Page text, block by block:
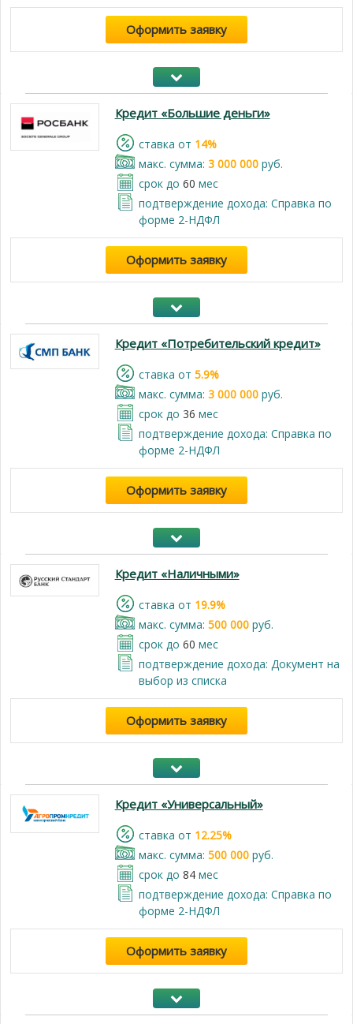
Оформить заявку
Кредит «Большие деньги»
cтавка от 14%
макс. сумма: 3 000 000руб.
срок до 60 мес
подтверждение дохода: Справка по
форме 2-НДФЛ
Оформить заявку
Кредит «Потребительский кредит»
cтавка от 5.9%
макс. сумма: 3 000 000руб.
срок до 36 мес
подтверждение дохода: Справка по
форме 2-НДФЛ
Оформить заявку
Кредит «Наличными»
cтавка от 19.9%
макс. сумма: 500 000руб.
срок до 60 мес
подтверждение дохода: Документ на
выбор из списка
Оформить заявку
Кредит «Универсальный»
cтавка от 12.25%
макс. сумма: 500 000руб.
срок до 84мес
подтверждение дохода: Справка по
форме 2-НДФЛ
Оформить заявку